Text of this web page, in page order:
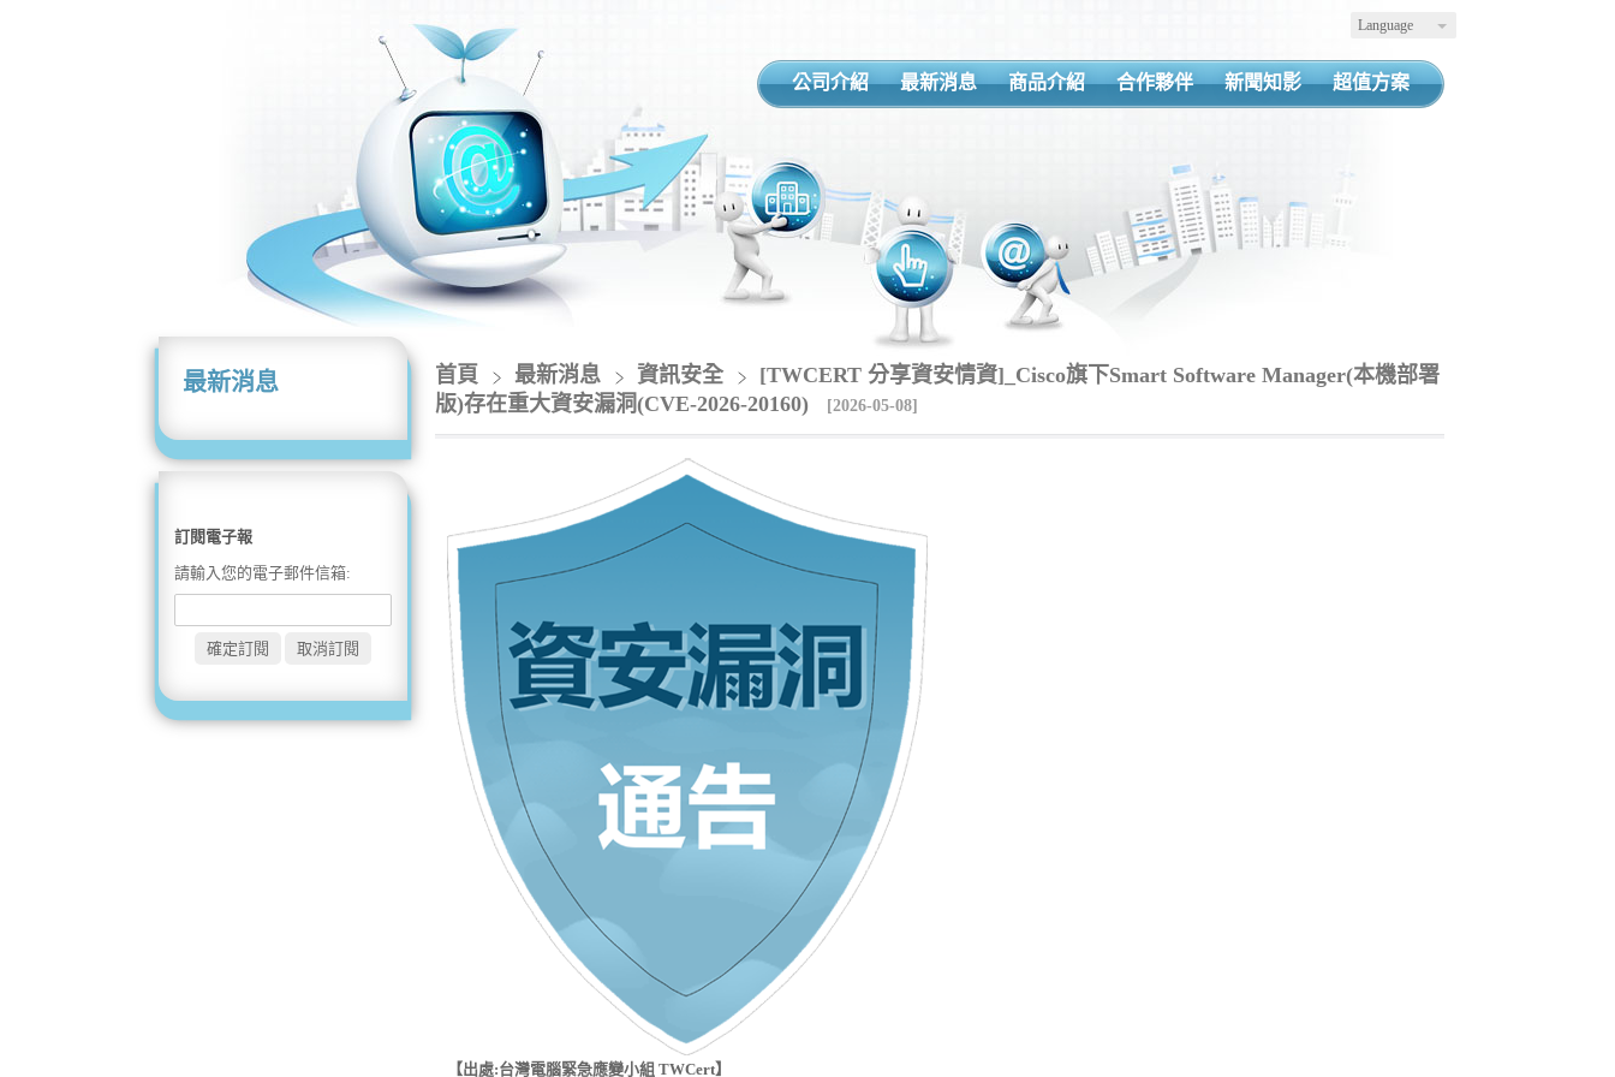
Language
公司介紹 最新消息 商品介紹 合作夥伴 新聞知影 超值方案
最新消息
訂閱電子報
請輸入您的電子郵件信箱:
首頁 最新消息 資訊安全
[TWCERT 分享資安情資]_Cisco旗下Smart Software Manager(本機部署
版)存在重大資安漏洞(CVE-2026-20160)
[2026-05-08]
【出處:台灣電腦緊急應變小組 TWCert】